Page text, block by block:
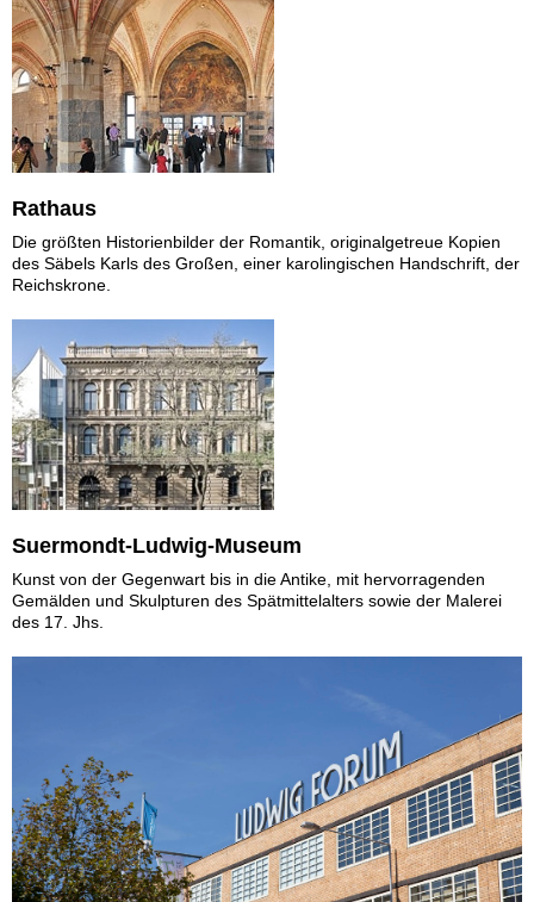
Rathaus
Die größten Historienbilder der Romantik, originalgetreue Kopien
des Säbels Karls des Großen, einer karolingischen Handschrift, der
Reichskrone.
Suermondt-Ludwig-Museum
Kunst von der Gegenwart bis in die Antike, mit hervorragenden
Gemälden und Skulpturen des Spätmittelalters sowie der Malerei
des 17. Jhs.